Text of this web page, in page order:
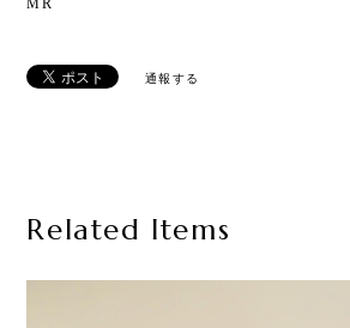
MR
通報する
Related Items